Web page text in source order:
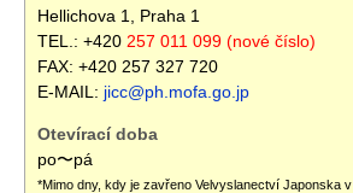
Hellichova 1, Praha 1
TEL.: +420 257 011 099 (nové číslo)
FAX: +420 257 327 720
E-MAIL: jicc@ph.mofa.go.jp
Otevírací doba
po〜pá
*Mimo dny, kdy je zavřeno Velvyslanectví Japonska v